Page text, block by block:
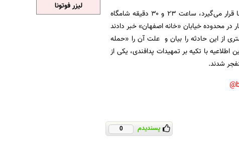
این دومین بار است که مجتمع امیرالمومنین(ع) وزارت دفاع در اصفهان مورد حمله ریز پرنده‌ها قرار می‌گیرد، ساعت ۲۳ و ۳۰ دقیقه شامگاه
محدوده خیابان «خانه اصفهان» خبر دادند
از این حادثه را بیان و علت آن را «حمله
اطلاعیه با تکیه بر تمهیدات پدافندی، یکی از
شدند.
پسندیدم 0
لیزر فوتونا